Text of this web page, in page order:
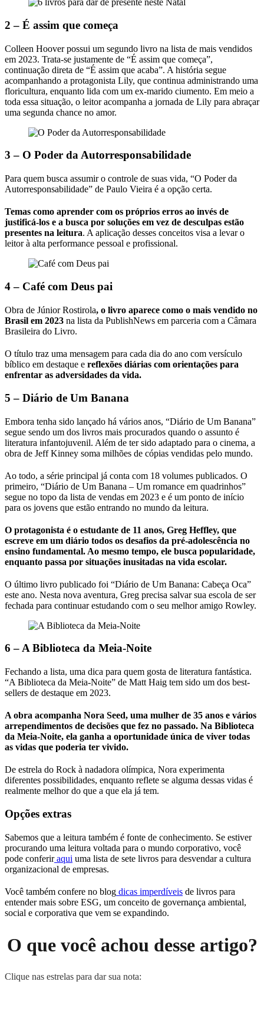
2 – É assim que começa
Colleen Hoover possui um segundo livro na lista de mais vendidos
em 2023. Trata-se justamente de “É assim que começa”,
continuação direta de “É assim que acaba”. A história segue
acompanhando a protagonista Lily, que continua administrando uma
floricultura, enquanto lida com um ex-marido ciumento. Em meio a
toda essa situação, o leitor acompanha a jornada de Lily para abraçar
uma segunda chance no amor.
3 – O Poder da Autorresponsabilidade
Para quem busca assumir o controle de suas vida, “O Poder da
Autorresponsabilidade” de Paulo Vieira é a opção certa.
Temas como aprender com os próprios erros ao invés de
justificá-los e a busca por soluções em vez de desculpas estão
presentes na leitura. A aplicação desses conceitos visa a levar o
leitor à alta performance pessoal e profissional.
4 – Café com Deus pai
Obra de Júnior Rostirola, o livro aparece como o mais vendido no
Brasil em 2023 na lista da PublishNews em parceria com a Câmara
Brasileira do Livro.
O título traz uma mensagem para cada dia do ano com versículo
bíblico em destaque e reflexões diárias com orientações para
enfrentar as adversidades da vida.
5 – Diário de Um Banana
Embora tenha sido lançado há vários anos, “Diário de Um Banana”
segue sendo um dos livros mais procurados quando o assunto é
literatura infantojuvenil. Além de ter sido adaptado para o cinema, a
obra de Jeff Kinney soma milhões de cópias vendidas pelo mundo.
Ao todo, a série principal já conta com 18 volumes publicados. O
primeiro, “Diário de Um Banana – Um romance em quadrinhos”
segue no topo da lista de vendas em 2023 e é um ponto de início
para os jovens que estão entrando no mundo da leitura.
O protagonista é o estudante de 11 anos, Greg Heffley, que
escreve em um diário todos os desafios da pré-adolescência no
ensino fundamental. Ao mesmo tempo, ele busca popularidade,
enquanto passa por situações inusitadas na vida escolar.
O último livro publicado foi “Diário de Um Banana: Cabeça Oca”
este ano. Nesta nova aventura, Greg precisa salvar sua escola de ser
fechada para continuar estudando com o seu melhor amigo Rowley.
6 – A Biblioteca da Meia-Noite
Fechando a lista, uma dica para quem gosta de literatura fantástica.
“A Biblioteca da Meia-Noite” de Matt Haig tem sido um dos best-
sellers de destaque em 2023.
A obra acompanha Nora Seed, uma mulher de 35 anos e vários
arrependimentos de decisões que fez no passado. Na Biblioteca
da Meia-Noite, ela ganha a oportunidade única de viver todas
as vidas que poderia ter vivido.
De estrela do Rock à nadadora olímpica, Nora experimenta
diferentes possibilidades, enquanto reflete se alguma dessas vidas é
realmente melhor do que a que ela já tem.
Opções extras
Sabemos que a leitura também é fonte de conhecimento. Se estiver
procurando uma leitura voltada para o mundo corporativo, você
pode conferiraqui uma lista de sete livros para desvendar a cultura
organizacional de empresas.
Você também confere no blog dicas imperdíveis de livros para
entender mais sobre ESG, um conceito de governança ambiental,
social e corporativa que vem se expandindo.
O que você achou desse artigo?
Clique nas estrelas para dar sua nota: